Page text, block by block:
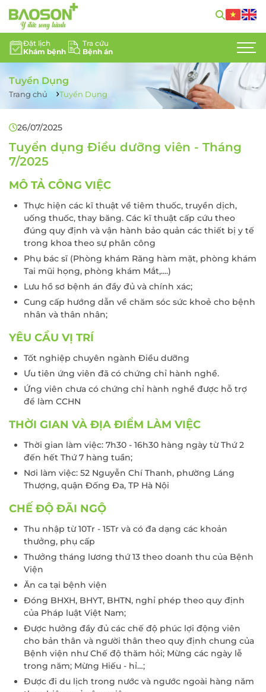
Đặt lịch
Khám bệnh
Tra cứu
Bệnh án
GIỚI THIỆU
CHUYÊN KHOA
ĐỘI NGŨ CHUYÊN GIA
LIÊN HỆ
TUYỂN DỤNG
Tuyển Dụng
Trang chủ Tuyển Dụng
26/07/2025
Tuyển dụng Điều dưỡng viên - Tháng
7/2025
MÔ TẢ CÔNG VIỆC
Thực hiện các kĩ thuật về tiêm thuốc, truyền dịch,
uống thuốc, thay băng. Các kĩ thuật cấp cứu theo
đúng quy định và vận hành bảo quản các thiết bị y tế
trong khoa theo sự phân công
Phụ bác sĩ (Phòng khám Răng hàm mặt, phòng khám
Tai mũi họng, phòng khám Mắt,....)
Lưu hồ sơ bệnh án đầy đủ và chính xác;
Cung cấp hướng dẫn về chăm sóc sức khoẻ cho bệnh
nhân và thân nhân;
YÊU CẦU VỊ TRÍ
Tốt nghiệp chuyên ngành Điều dưỡng
Ưu tiên ứng viên đã có chứng chỉ hành nghề.
Ứng viên chưa có chứng chỉ hành nghề được hỗ trợ
để làm CCHN
THỜI GIAN VÀ ĐỊA ĐIỂM LÀM VIỆC
Thời gian làm việc: 7h30 - 16h30 hàng ngày từ Thứ 2
đến hết Thứ 7 hàng tuần;
Nơi làm việc: 52 Nguyễn Chí Thanh, phường Láng
Thượng, quận Đống Đa, TP Hà Nội
CHẾ ĐỘ ĐÃI NGỘ
Thu nhập từ 10Tr - 15Tr và có đa dạng các khoản
thưởng, phụ cấp
Thưởng tháng lương thứ 13 theo doanh thu của Bệnh
Viện
Ăn ca tại bệnh viện
Đóng BHXH, BHYT, BHTN, nghỉ phép theo quy định
của Pháp luật Việt Nam;
Được hưởng đầy đủ các chế độ phúc lợi động viên
cho bản thân và người thân theo quy định chung của
Bệnh viện như Chế độ thăm hỏi; Mừng các ngày lễ
trong năm; Mừng Hiếu - hỉ…;
Được đi du lịch trong nước và ngước ngoài hàng năm